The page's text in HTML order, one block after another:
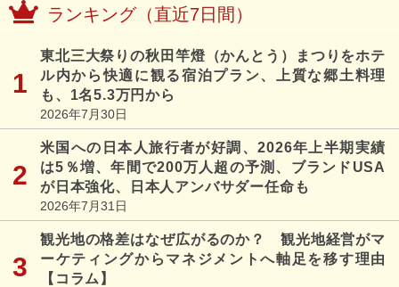
ランキング（直近7日間）
東北三大祭りの秋田竿燈（かんとう）まつりをホテ
ル内から快適に観る宿泊プラン、上質な郷土料理
も、1名5.3万円から
2026年7月30日
米国への日本人旅行者が好調、2026年上半期実績
は5％増、年間で200万人超の予測、ブランドUSA
が日本強化、日本人アンバサダー任命も
2026年7月31日
観光地の格差はなぜ広がるのか？ 観光地経営がマ
ーケティングからマネジメントへ軸足を移す理由
【コラム】